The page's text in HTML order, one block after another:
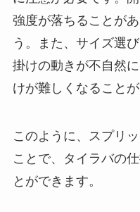
強度が落ちることが
う。また、サイズ選
掛けの動きが不自然
けが難しくなることが
このように、スプリ
ことで、タイラバの
とができます。